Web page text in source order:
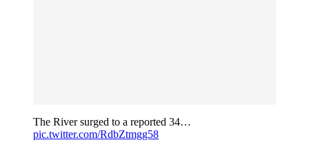
The River surged to a reported 34…
pic.twitter.com/RdbZtmgg58